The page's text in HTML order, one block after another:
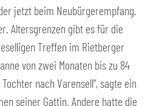
jetzt beim Neubürgerempfang.
Altersgrenzen gibt es für die
Treffen im Rietberger
von zwei Monaten bis zu 84
nach Varensell“, sagte ein
seiner Gattin. Andere hatte die